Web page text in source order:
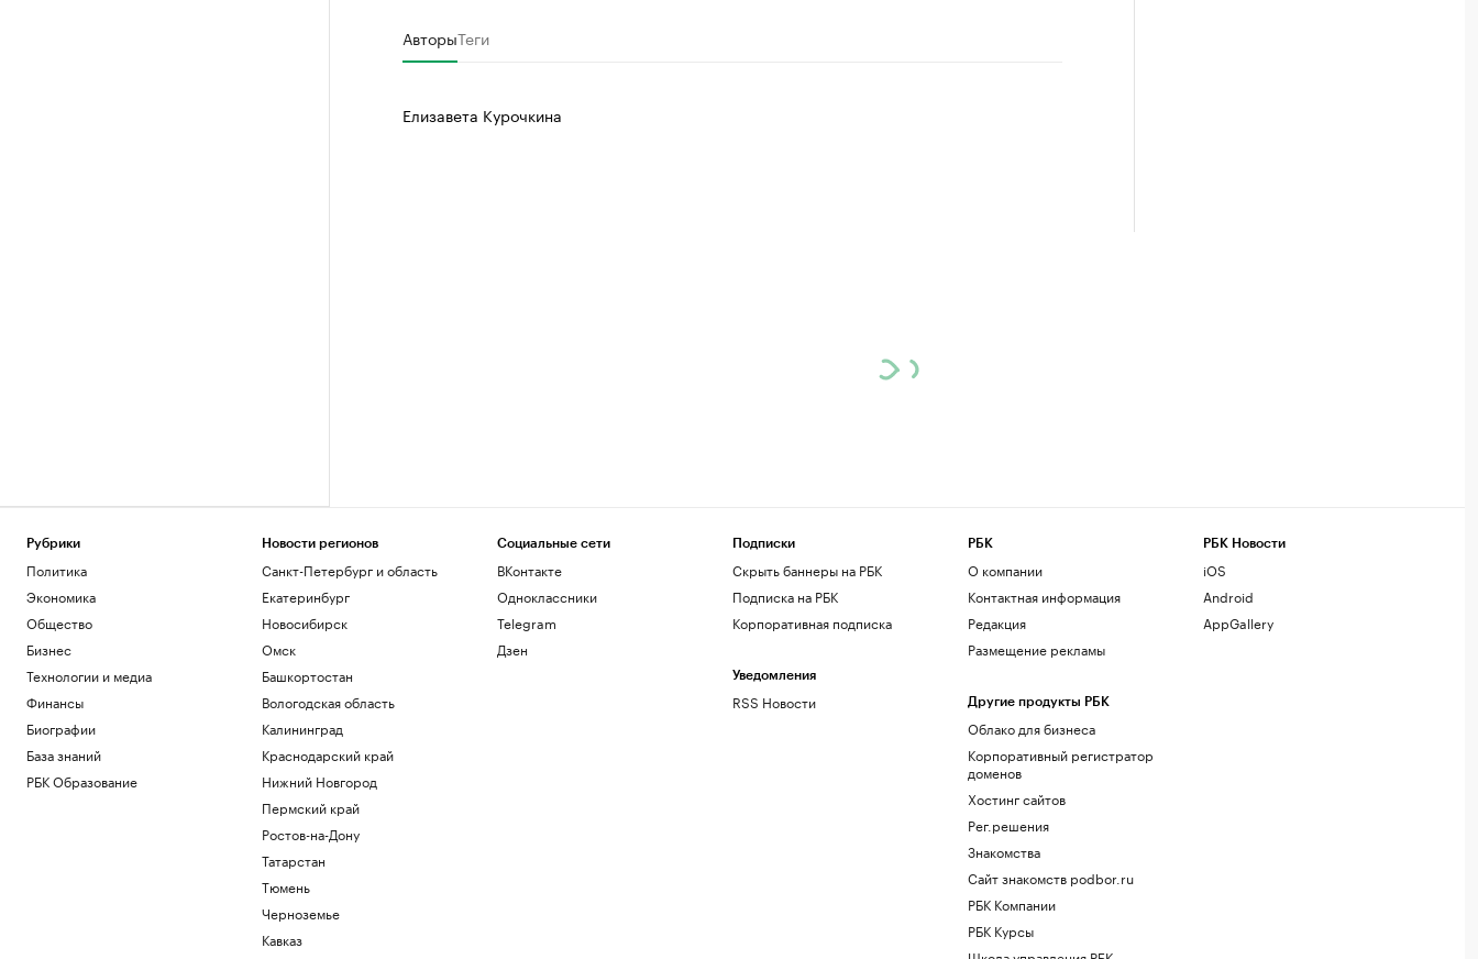
АвторыТеги
Елизавета Курочкина
Рубрики
Политика
Экономика
Общество
Бизнес
Технологии и медиа
Финансы
Биографии
База знаний
РБК Образование
Новости регионов
Санкт-Петербург и область
Екатеринбург
Новосибирск
Омск
Башкортостан
Вологодская область
Калининград
Краснодарский край
Нижний Новгород
Пермский край
Ростов-на-Дону
Татарстан
Тюмень
Черноземье
Кавказ
Социальные сети
ВКонтакте
Одноклассники
Telegram
Дзен
Подписки
Скрыть баннеры на РБК
Подписка на РБК
Корпоративная подписка
Уведомления
RSS Новости
РБК
О компании
Контактная информация
Редакция
Размещение рекламы
Другие продукты РБК
Облако для бизнеса
Корпоративный регистратор
доменов
Хостинг сайтов
Рег.решения
Знакомства
Сайт знакомств podbor.ru
РБК Компании
РБК Курсы
РБК Новости
iOS
Android
AppGallery